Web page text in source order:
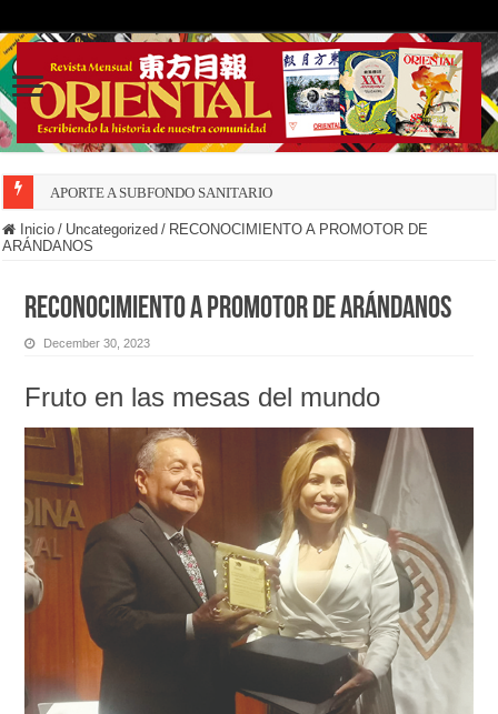
APORTE A SUBFONDO SANITARIO
Inicio / Uncategorized / RECONOCIMIENTO A PROMOTOR DE
ARÁNDANOS
RECONOCIMIENTO A PROMOTOR DE ARÁNDANOS
December 30, 2023
Fruto en las mesas del mundo